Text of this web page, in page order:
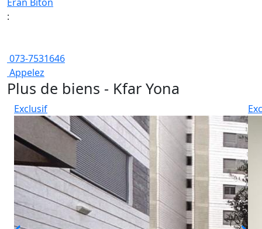
:
073-7531646
Appelez
Plus de biens - Kfar Yona
Exclusif